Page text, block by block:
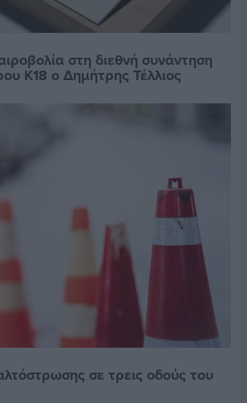
στη διεθνή συνάντηση
Κ18 ο Δημήτρης Τέλλιος
σε τρεις οδούς του